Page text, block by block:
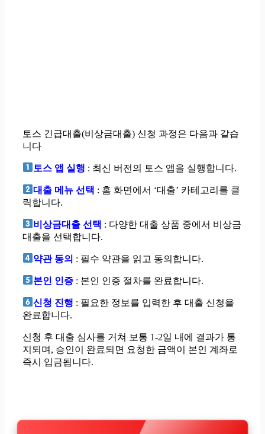
토스 긴급대출(비상금대출) 신청 과정은 다음과 같습
니다
토스 앱 실행 : 최신 버전의 토스 앱을 실행합니다.
대출 메뉴 선택 : 홈 화면에서 ‘대출’ 카테고리를 클
릭합니다.
비상금대출 선택 : 다양한 대출 상품 중에서 비상금
대출을 선택합니다.
약관 동의 : 필수 약관을 읽고 동의합니다.
본인 인증 : 본인 인증 절차를 완료합니다.
신청 진행 : 필요한 정보를 입력한 후 대출 신청을
완료합니다.
신청 후 대출 심사를 거쳐 보통 1-2일 내에 결과가 통
지되며, 승인이 완료되면 요청한 금액이 본인 계좌로
즉시 입금됩니다.